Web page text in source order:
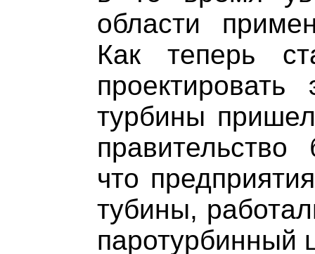
области
Как теперь
турбины
что
тубины,
паротурбинный